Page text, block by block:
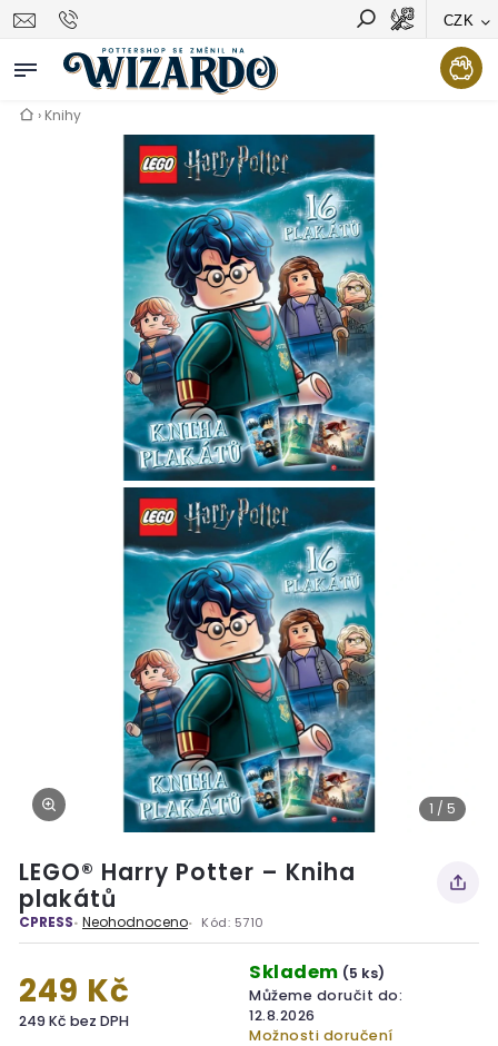
CZK
Vyhledávání Hledat
› Knihy
1 / 5
LEGO® Harry Potter – Kniha
plakátů
CPRESS Neohodnoceno Kód: 5710
249 Kč
249 Kč bez DPH
Skladem (5 ks)
Můžeme doručit do:
12.8.2026
Možnosti doručení